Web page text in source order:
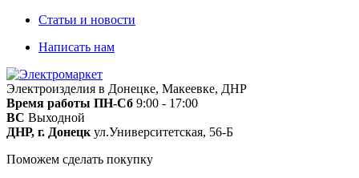
Статьи и новости
Написать нам
Электроизделия в Донецке, Макеевке, ДНР
Время работы ПН-Сб 9:00 - 17:00
ВС Выходной
ДНР, г. Донецк ул.Университетская, 56-Б
Поможем сделать покупку